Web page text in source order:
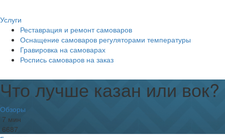
Услуги
Реставрация и ремонт самоваров
Оснащение самоваров регуляторами температуры
Гравировка на самоварах
Роспись самоваров на заказ
Что лучше казан или вок?
Обзоры
7 мин
6687